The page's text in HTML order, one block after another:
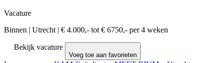
Vacature
Binnen | Utrecht | € 4.000,- tot € 6750,- per 4 weken
Bekijk vacature
Voeg toe aan favorieten